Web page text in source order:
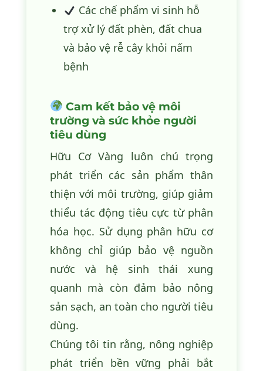
Các chế phẩm vi sinh hỗ
trợ xử lý đất phèn, đất chua
và bảo vệ rễ cây khỏi nấm
bệnh
Cam kết bảo vệ môi
trường và sức khỏe người
tiêu dùng
Hữu Cơ Vàng luôn chú trọng
phát triển các sản phẩm thân
thiện với môi trường, giúp giảm
thiểu tác động tiêu cực từ phân
hóa học. Sử dụng phân hữu cơ
không chỉ giúp bảo vệ nguồn
nước và hệ sinh thái xung
quanh mà còn đảm bảo nông
sản sạch, an toàn cho người tiêu
dùng.
Chúng tôi tin rằng, nông nghiệp
phát triển bền vững phải bắt